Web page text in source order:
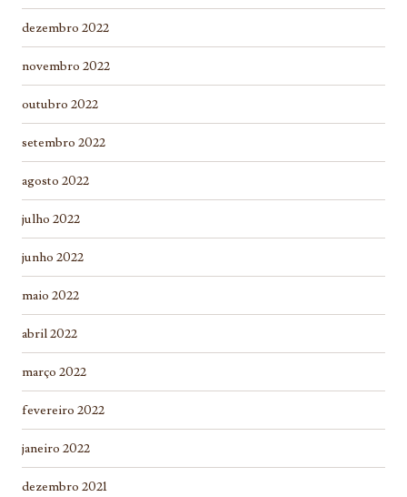
dezembro 2022
novembro 2022
outubro 2022
setembro 2022
agosto 2022
julho 2022
junho 2022
maio 2022
abril 2022
março 2022
fevereiro 2022
janeiro 2022
dezembro 2021